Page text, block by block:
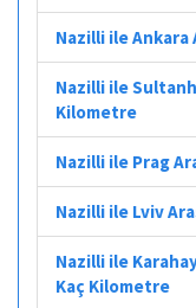
Nazilli ile Ankara
Nazilli ile
Kilometre
Nazilli ile Prag
Nazilli ile Lviv
Nazilli ile
Kaç Kilometre